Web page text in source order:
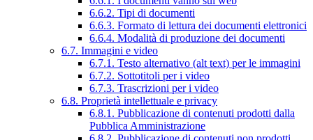
6.6.2. Tipi di documenti
6.6.3. Formato di lettura dei documenti elettronici
6.6.4. Modalità di produzione dei documenti
6.7. Immagini e video
6.7.1. Testo alternativo (alt text) per le immagini
6.7.2. Sottotitoli per i video
6.7.3. Trascrizioni per i video
6.8. Proprietà intellettuale e privacy
6.8.1. Pubblicazione di contenuti prodotti dalla
Pubblica Amministrazione